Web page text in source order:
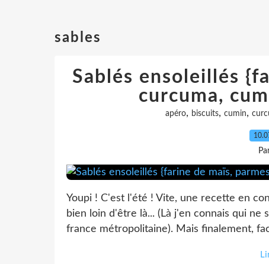
sables
Sablés ensoleillés
curcuma,
apéro, biscuits, cumin,
Youpi ! C'est l'été ! Vite, une recette en
bien loin d'être là... (Là j'en connais qui
france métropolitaine). Mais finalement,